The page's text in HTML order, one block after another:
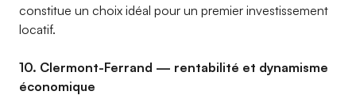
constitue un choix idéal pour un premier investissement
locatif.
10. Clermont-Ferrand — rentabilité et dynamisme
économique